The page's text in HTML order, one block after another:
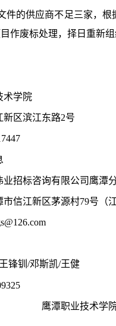
件的供应商不足三家，
作废标处理，择日重新组
术学院
区滨江东路2号
招标咨询有限公司鹰潭
信江新区茅源村79号（
锋钏/邓斯凯/王健
鹰潭职业技术学